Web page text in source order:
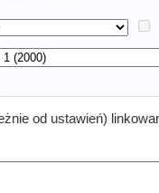
od ustawień)